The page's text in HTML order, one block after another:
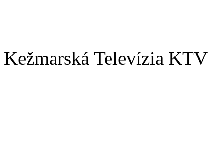
Kežmarská Televízia KTV